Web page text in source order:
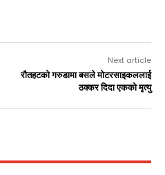
Next article
राैतहटकाे गरुडामा बसले माेटरसाइकललाई
ठक्कर दिदा एककाे मृत्यु